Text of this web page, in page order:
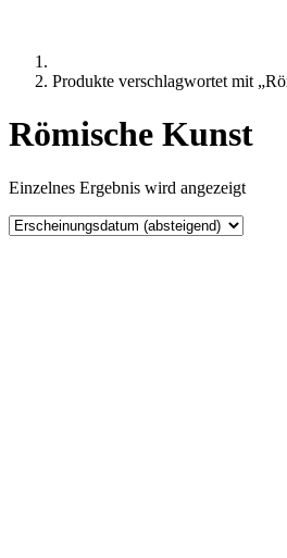
Produkte verschlagwortet mit
Römische Kunst
Einzelnes Ergebnis wird angezeigt